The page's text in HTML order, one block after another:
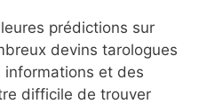
prédictions sur
devins tarologues
et des
difficile de trouver